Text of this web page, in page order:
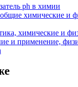
ph в химии
химические и
химические и
и применение,